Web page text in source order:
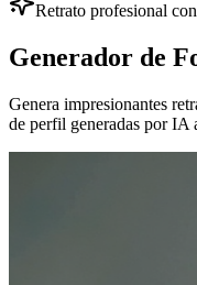
Retrato profesional
Generador de
Genera impresionantes
de perfil generadas por IA